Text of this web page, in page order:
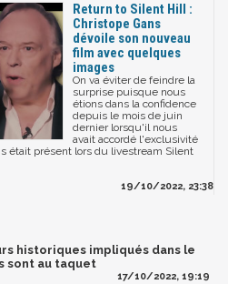
Return to Silent Hill :
Christope Gans
dévoile son nouveau
film avec quelques
images
On va éviter de feindre la
surprise puisque nous
étions dans la confidence
depuis le mois de juin
dernier lorsqu'il nous
avait accordé l'exclusivité
était présent lors du livestream Silent
19/10/2022, 23:38
historiques impliqués dans le
sont au taquet
17/10/2022, 19:19